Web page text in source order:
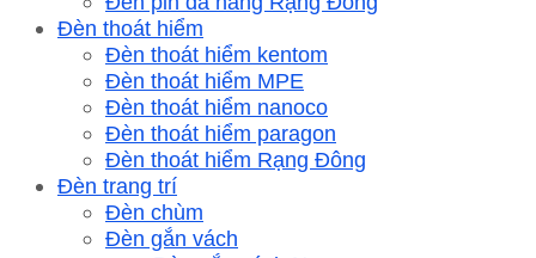
Đèn thoát hiểm
Đèn thoát hiểm kentom
Đèn thoát hiểm MPE
Đèn thoát hiểm nanoco
Đèn thoát hiểm paragon
Đèn thoát hiểm Rạng Đông
Đèn trang trí
Đèn chùm
Đèn gắn vách